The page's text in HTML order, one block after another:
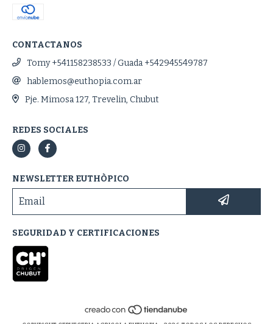
CONTACTANOS
Tomy +541158238533 / Guada +542945549787
hablemos@euthopia.com.ar
Pje. Mimosa 127, Trevelin, Chubut
REDES SOCIALES
NEWSLETTER EUTHÒPICO
SEGURIDAD Y CERTIFICACIONES